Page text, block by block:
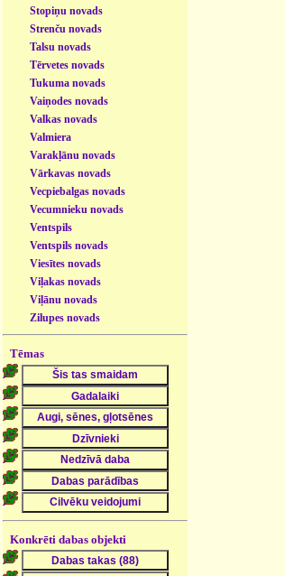
Stopiņu novads
Strenču novads
Talsu novads
Tērvetes novads
Tukuma novads
Vaiņodes novads
Valkas novads
Valmiera
Varakļānu novads
Vārkavas novads
Vecpiebalgas novads
Vecumnieku novads
Ventspils
Ventspils novads
Viesītes novads
Viļakas novads
Viļānu novads
Zilupes novads
Tēmas
Konkrēti dabas objekti